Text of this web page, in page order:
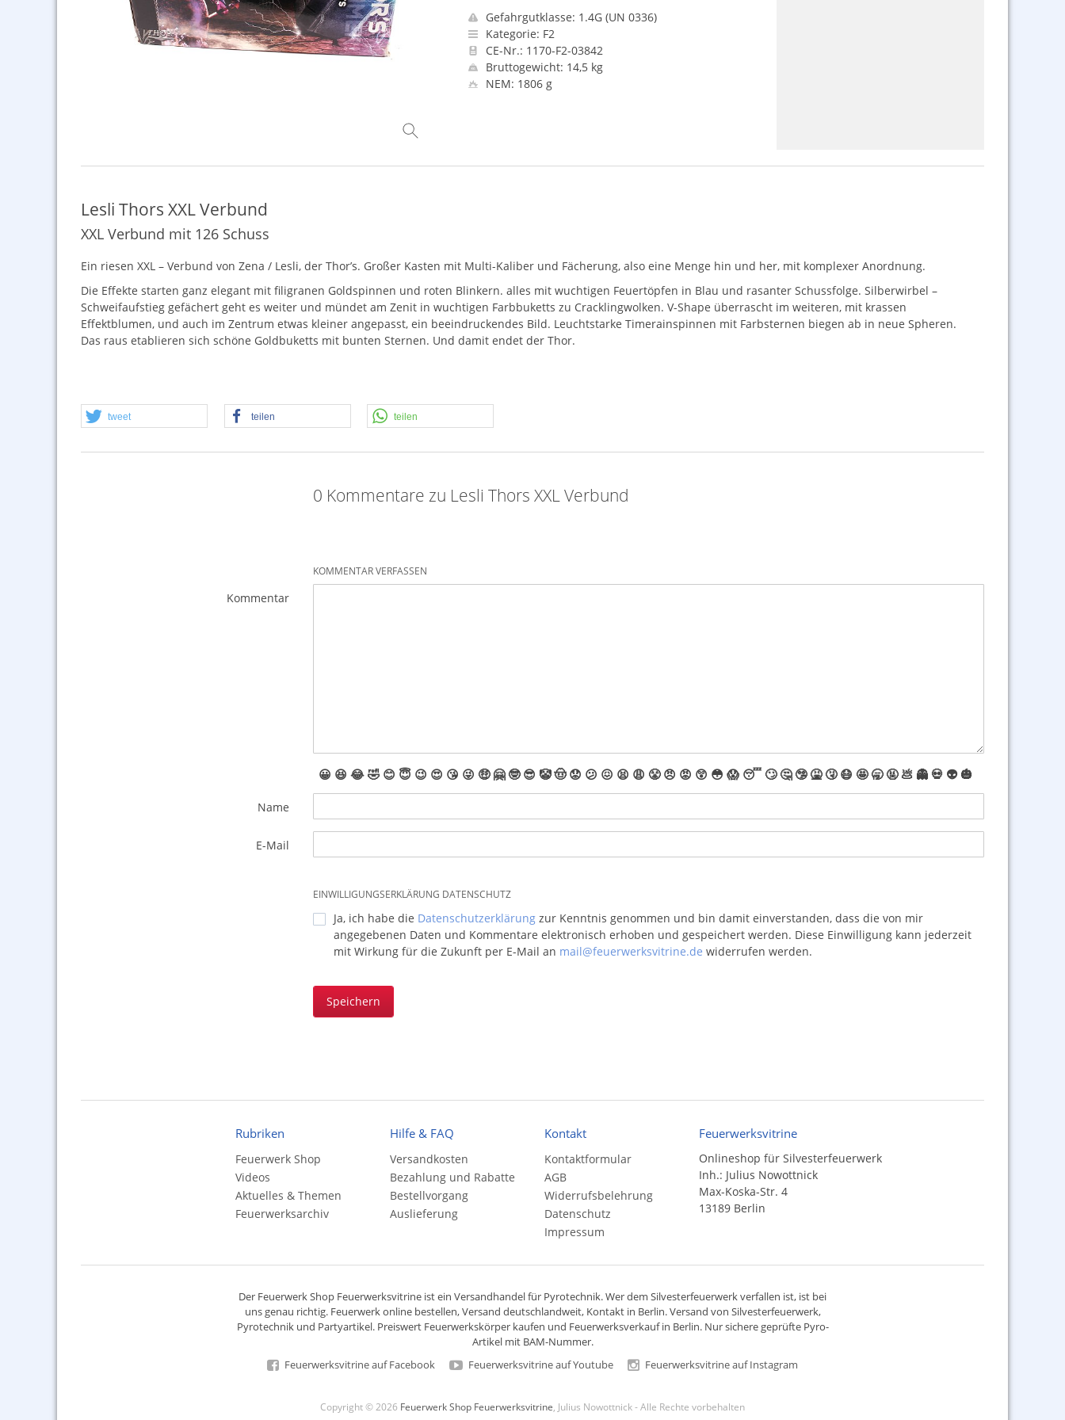
Gefahrgutklasse: 1.4G (UN 0336)
Kategorie: F2
CE-Nr.: 1170-F2-03842
Bruttogewicht: 14,5 kg
NEM: 1806 g
Lesli Thors XXL Verbund
XXL Verbund mit 126 Schuss
Ein riesen XXL – Verbund von Zena / Lesli, der Thor’s. Großer Kasten mit Multi-Kaliber und Fächerung, also eine Menge hin und her, mit komplexer Anordnung.
Die Effekte starten ganz elegant mit filigranen Goldspinnen und roten Blinkern. alles mit wuchtigen Feuertöpfen in Blau und rasanter Schussfolge. Silberwirbel –
Schweifaufstieg gefächert geht es weiter und mündet am Zenit in wuchtigen Farbbuketts zu Cracklingwolken. V-Shape überrascht im weiteren, mit krassen
Effektblumen, und auch im Zentrum etwas kleiner angepasst, ein beeindruckendes Bild. Leuchtstarke Timerainspinnen mit Farbsternen biegen ab in neue Spheren.
Das raus etablieren sich schöne Goldbuketts mit bunten Sternen. Und damit endet der Thor.
tweet teilen teilen
0 Kommentare zu Lesli Thors XXL Verbund
KOMMENTAR VERFASSEN
Kommentar
😀 😆 😂🤣 😊 😇 😉 😍 😘 😜 🤑 🤗 🤓 😎 🤡🤠 😟 😕 😖 😫 😩 😤 😠 😡 😲 😳 😱 😴 🙄 🤔 🤥 🤮 🤧 😷 🤩 🥱 🤬 💩 👻 💀 👽 🎃
Name
E-Mail
EINWILLIGUNGSERKLÄRUNG DATENSCHUTZ
Ja, ich habe die Datenschutzerklärungzur Kenntnis genommen und bin damit einverstanden, dass die von mir
angegebenen Daten und Kommentare elektronisch erhoben und gespeichert werden. Diese Einwilligung kann jederzeit
mit Wirkung für die Zukunft per E-Mail an mail@feuerwerksvitrine.de widerrufen werden.
Speichern
Rubriken
Feuerwerk Shop
Videos
Aktuelles & Themen
Feuerwerksarchiv
Hilfe & FAQ
Versandkosten
Bezahlung und Rabatte
Bestellvorgang
Auslieferung
Kontakt
Kontaktformular
AGB
Widerrufsbelehrung
Datenschutz
Impressum
Feuerwerksvitrine
Onlineshop für Silvesterfeuerwerk
Inh.: Julius Nowottnick
Max-Koska-Str. 4
13189 Berlin
Der Feuerwerk Shop Feuerwerksvitrine ist ein Versandhandelfür Pyrotechnik. Wer dem Silvesterfeuerwerk verfallen ist, ist bei
uns genau richtig. Feuerwerk online bestellen,Versand deutschlandweit, Kontakt in Berlin. Versand von Silvesterfeuerwerk,
Pyrotechnikund Partyartikel. Preiswert Feuerwerkskörperkaufen und Feuerwerksverkauf in Berlin. Nur sichere geprüfte Pyro-
Artikel mit BAM-Nummer.
Feuerwerksvitrine auf Facebook
Feuerwerksvitrine auf Youtube Feuerwerksvitrine auf Instagram
Copyright © 2026 Feuerwerk Shop Feuerwerksvitrine , Julius Nowottnick - Alle Rechte vorbehalten